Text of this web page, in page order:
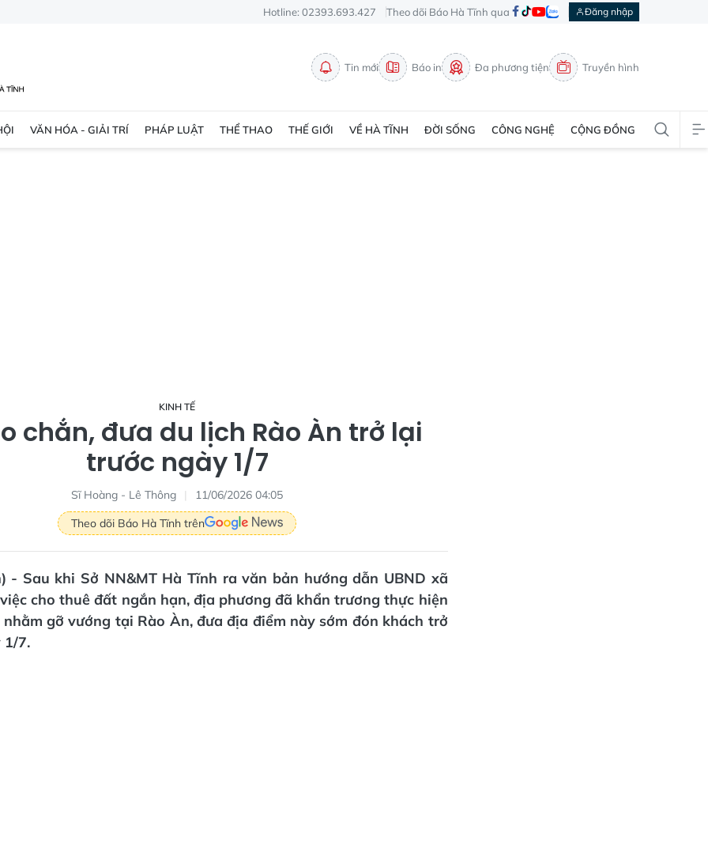
Hotline: 02393.693.427 Theo dõi Báo Hà Tĩnh qua Đăng nhập
Tin mới Báo in Đa phương tiện Truyền hình
VĂN HÓA - GIẢI TRÍ PHÁP LUẬT THỂ THAO THẾ GIỚI VỀ HÀ TĨNH ĐỜI SỐNG CÔNG NGHỆ CỘNG ĐỒNG
KINH TẾ
chắn, đưa du lịch Rào Àn trở lại
trước ngày 1/7
Sĩ Hoàng - Lê Thông
11/06/2026 04:05
Theo dõi Báo Hà Tĩnh trên
- Sau khi Sở NN&MT Hà Tĩnh ra văn bản hướng dẫn UBND xã
cho thuê đất ngắn hạn, địa phương đã khẩn trương thực hiện
nhằm gỡ vướng tại Rào Àn, đưa địa điểm này sớm đón khách trở
1/7.